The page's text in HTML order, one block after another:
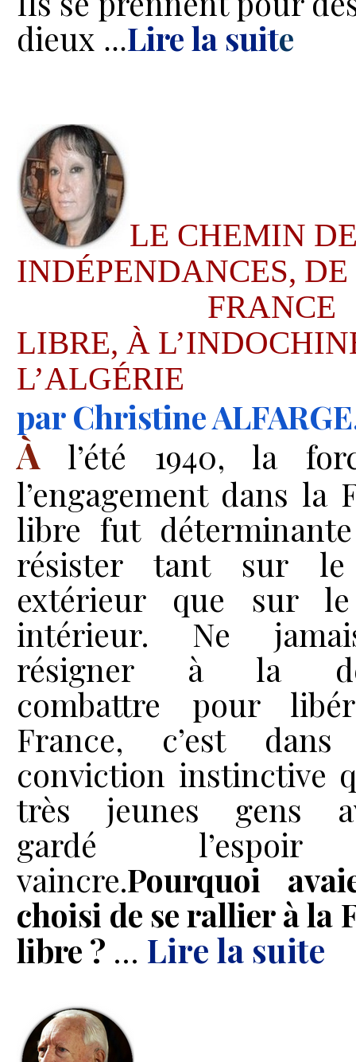
dieux ...Lire la suite
LE CHEMIN
INDÉPENDANCES,
FRANCE
LIBRE, À
L’ALGÉRIE
parChristine
À l’été 1940, la
l’engagement dans la
libre fut
résister tant sur
extérieur que sur
intérieur. Ne
résigner à la
combattre pour
France, c’est dans
conviction instinctive
très jeunes gens
gardé
vaincre.Pourquoi
choisi de se rallier à la
libre ? ... Lire la suite